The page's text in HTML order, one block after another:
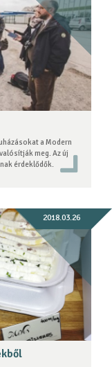
a Modern
meg. Az új
érdeklődők.
2018.03.26